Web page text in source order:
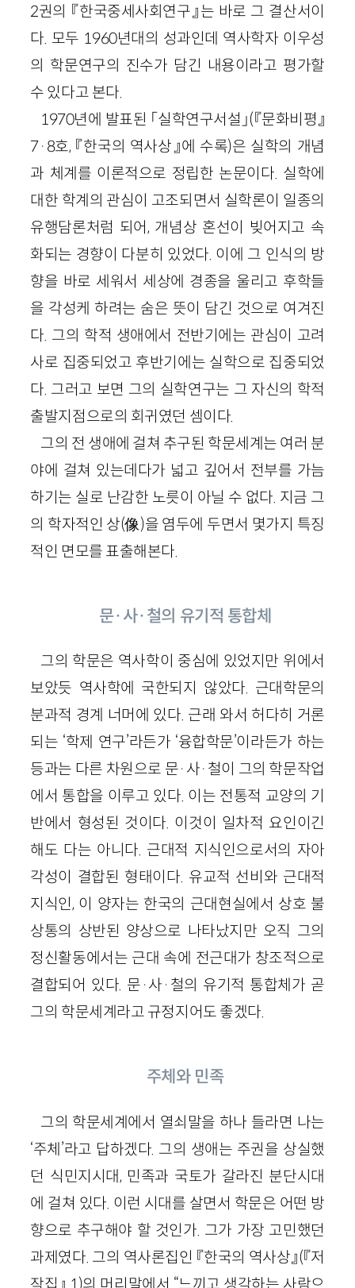
2권의 『한국중세사회연구』는 바로 그 결산서이
다. 모두 1960년대의 성과인데 역사학자 이우성
의 학문연구의 진수가 담긴 내용이라고 평가할
수 있다고 본다.
1970년에 발표된 「실학연구서설」(『문화비평』
7· 8호, 『한국의 역사상』에 수록)은 실학의 개념
과 체계를 이론적으로 정립한 논문이다. 실학에
대한 학계의 관심이 고조되면서 실학론이 일종의
유행담론처럼 되어, 개념상 혼선이 빚어지고 속
화되는 경향이 다분히 있었다. 이에 그 인식의 방
향을 바로 세워서 세상에 경종을 울리고 후학들
을 각성케 하려는 숨은 뜻이 담긴 것으로 여겨진
다. 그의 학적 생애에서 전반기에는 관심이 고려
사로 집중되었고 후반기에는 실학으로 집중되었
다. 그러고 보면 그의 실학연구는 그 자신의 학적
출발지점으로의 회귀였던 셈이다.
그의 전 생애에 걸쳐 추구된 학문세계는 여러 분
야에 걸쳐 있는데다가 넓고 깊어서 전부를 가늠
하기는 실로 난감한 노릇이 아닐 수 없다. 지금 그
의 학자적인 상(像)을 염두에 두면서 몇가지 특징
적인 면모를 표출해본다.
문·사·철의 유기적 통합체
그의 학문은 역사학이 중심에 있었지만 위에서
보았듯 역사학에 국한되지 않았다. 근대학문의
분과적 경계 너머에 있다. 근래 와서 허다히 거론
되는 ‘학제 연구’라든가 ‘융합학문’이라든가 하는
등과는 다른 차원으로 문· 사· 철이 그의 학문작업
에서 통합을 이루고 있다. 이는 전통적 교양의 기
반에서 형성된 것이다. 이것이 일차적 요인이긴
해도 다는 아니다. 근대적 지식인으로서의 자아
각성이 결합된 형태이다. 유교적 선비와 근대적
지식인, 이 양자는 한국의 근대현실에서 상호 불
상통의 상반된 양상으로 나타났지만 오직 그의
정신활동에서는 근대 속에 전근대가 창조적으로
결합되어 있다. 문 ·사 · 철의 유기적 통합체가 곧
그의 학문세계라고 규정지어도 좋겠다.
주체와 민족
그의 학문세계에서 열쇠말을 하나 들라면 나는
‘주체’라고 답하겠다. 그의 생애는 주권을 상실했
던 식민지시대, 민족과 국토가 갈라진 분단시대
에 걸쳐 있다. 이런 시대를 살면서 학문은 어떤 방
향으로 추구해야 할 것인가. 그가 가장 고민했던
과제였다. 그의 역사론집인 『한국의 역사상』(『저
작집』 1 )의 머리말에서 “느끼고 생각하는 사람으